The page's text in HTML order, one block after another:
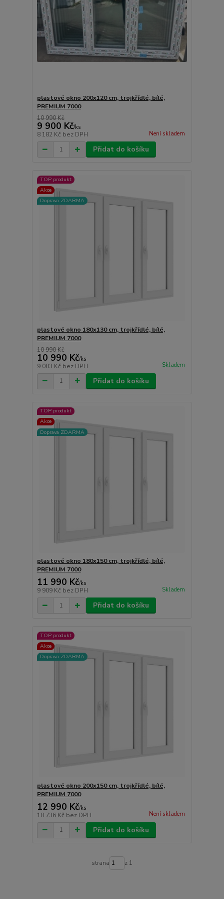
plastové okno 200x120 cm, trojkřídlé, bílé,
PREMIUM 7000
10 990 Kč
9 900 Kč/ks
8 182 Kč bez DPH Není skladem
Přidat do košíku
TOP produkt
Akce
Doprava ZDARMA
plastové okno 180x130 cm, trojkřídlé, bílé,
PREMIUM 7000
10 990 Kč
10 990 Kč/ks
9 083 Kč bez DPH Skladem
Přidat do košíku
TOP produkt
Akce
Doprava ZDARMA
plastové okno 180x150 cm, trojkřídlé, bílé,
PREMIUM 7000
11 990 Kč/ks
9 909 Kč bez DPH Skladem
Přidat do košíku
TOP produkt
Akce
Doprava ZDARMA
plastové okno 200x150 cm, trojkřídlé, bílé,
PREMIUM 7000
12 990 Kč/ks
10 736 Kč bez DPH Není skladem
Přidat do košíku
strana z 1